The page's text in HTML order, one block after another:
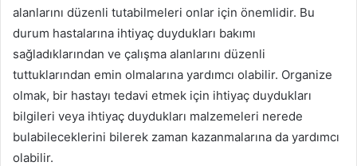
alanlarını düzenli tutabilmeleri onlar için önemlidir. Bu
durum hastalarına ihtiyaç duydukları bakımı
sağladıklarından ve çalışma alanlarını düzenli
tuttuklarından emin olmalarına yardımcı olabilir. Organize
olmak, bir hastayı tedavi etmek için ihtiyaç duydukları
bilgileri veya ihtiyaç duydukları malzemeleri nerede
bulabileceklerini bilerek zaman kazanmalarına da yardımcı
olabilir.